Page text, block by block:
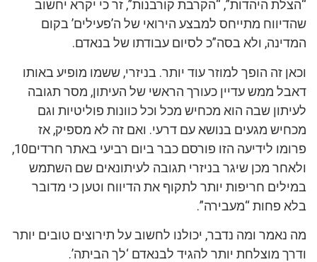
“הצלת היהדות”, “הקרבת קורבנות”, זר כי יקרא יחשוב
שהדיווח מתייחס למבצע הירואי של ה’פעילים’ בקום
המדינה, ולא בסה”כ לסיום עבודתו של בנאדם.
וכאן זה הופך למוזר עוד יותר. בניזרי, ששמו מופיע באותו
דאבל ממש עדיין כעורך הראשי של העיתון, מסר תגובה
לעיתון שבה הוא מכחיש מכל וכל כוונות פוליטיות וגם
מכחיש מגעים בנושא עם דרעי. ואם זה לא מספיק, אז
פרומו לידיעה הזו פורסם כבר ביום רביעי באתר חרדים10,
ולאחר מכן שיגר בניזרי תגובה לעיתונאים שם השתמש
במילים חריפות יותר לתקוף את הדיווח וטען כי מדובר
בלא פחות “מעבירה”.
מה נאמר ומה נדבר, יכולנו לחשוב על תירוצים טובים יותר
ודרך מוצלחת יותר להגיד לבנאדם ‘לך הביתה’.